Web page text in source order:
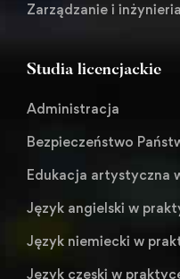
Zarządzanie i
Studia licencjackie
Administracja
Bezpieczeństwo
Edukacja artystyczna
Język angielski w
Język niemiecki w
Język czeski w